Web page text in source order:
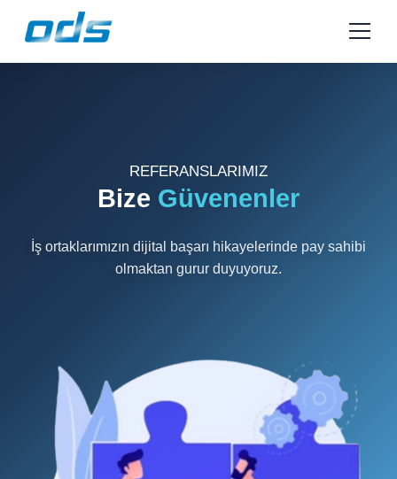
REFERANSLARIMIZ
Bize Güvenenler
İş ortaklarımızın dijital başarı hikayelerinde pay sahibi
olmaktan gurur duyuyoruz.